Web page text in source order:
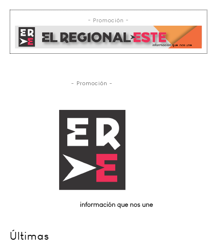
- Promoción -
- Promoción -
Últimas